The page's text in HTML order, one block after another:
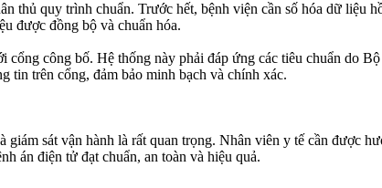
thủ quy trình chuẩn. Trước hết, bệnh viện cần số hóa dữ liệu
được đồng bộ và chuẩn hóa.
công bố. Hệ thống này phải đáp ứng các tiêu chuẩn do
tin trên cổng, đảm bảo minh bạch và chính xác.
sát vận hành là rất quan trọng. Nhân viên y tế cần được
án điện tử đạt chuẩn, an toàn và hiệu quả.